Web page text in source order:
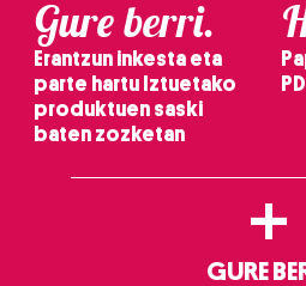
Gure berri.
Erantzun inkesta eta
parte hartu Iztuetako
produktuen saski
baten zozketan
+
GURE